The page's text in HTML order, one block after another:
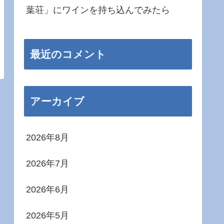
葉荘」にワインを持ち込んでみたら
最近のコメント
アーカイブ
2026年8月
2026年7月
2026年6月
2026年5月